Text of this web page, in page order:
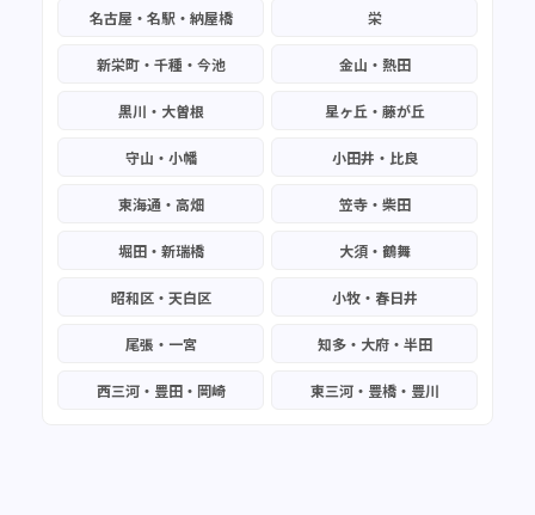
名古屋・名駅・納屋橋 栄
新栄町・千種・今池 金山・熱田
黒川・大曽根 星ヶ丘・藤が丘
守山・小幡 小田井・比良
東海通・高畑 笠寺・柴田
堀田・新瑞橋 大須・鶴舞
昭和区・天白区 小牧・春日井
尾張・一宮 知多・大府・半田
西三河・豊田・岡崎 東三河・豊橋・豊川